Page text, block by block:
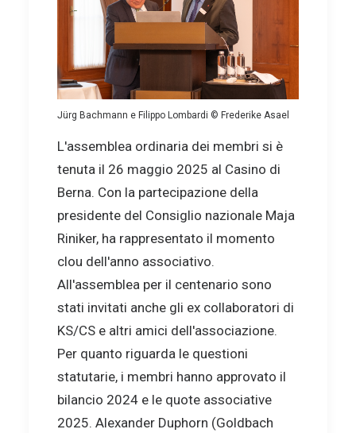
Jürg Bachmann e Filippo Lombardi © Frederike Asael
L'assemblea ordinaria dei membri si è
tenuta il 26 maggio 2025 al Casino di
Berna. Con la partecipazione della
presidente del Consiglio nazionale Maja
Riniker, ha rappresentato il momento
clou dell'anno associativo.
All'assemblea per il centenario sono
stati invitati anche gli ex collaboratori di
KS/CS e altri amici dell'associazione.
Per quanto riguarda le questioni
statutarie, i membri hanno approvato il
bilancio 2024 e le quote associative
2025. Alexander Duphorn (Goldbach